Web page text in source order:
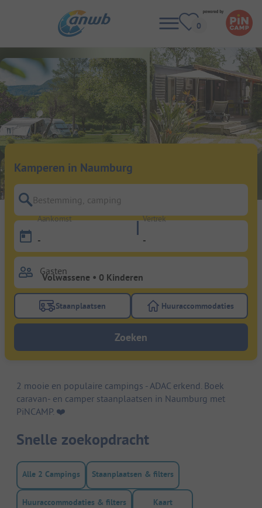
Kamperen in Naumburg
Bestemming, camping
Aankomst
-
Vertrek
-
Gasten
Gebruik de filterknop staanplaatsen om te zoeken
Staanplaatsen Gebruik de
Huuraccommodaties
Zoeken
2 mooie en populaire campings - ADAC erkend. Boek
caravan- en camper staanplaatsen in Naumburg met
PiNCAMP. ❤️️
Snelle zoekopdracht
Alle 2 Campings Staanplaatsen & filters
Huuraccommodaties & filters Kaart